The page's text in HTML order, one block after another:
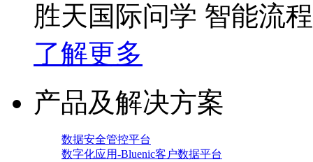
胜天国际问学 智能流
了解更多
产品及解决方案
数据安全管控平台
数字化应用-Bluenic客户数据平台